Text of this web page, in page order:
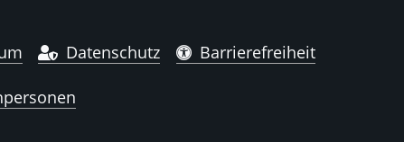
Datenschutz Barrierefreiheit